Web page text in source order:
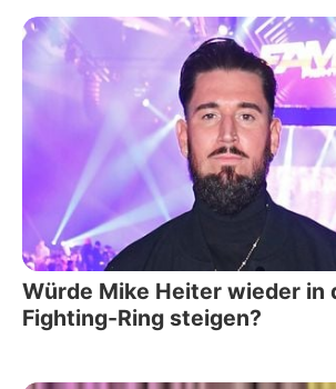
Würde Mike Heiter wieder in
Fighting-Ring steigen?